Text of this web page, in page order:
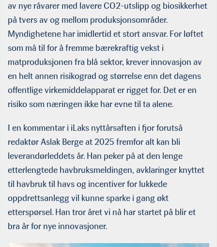
av nye råvarer med lavere CO2-utslipp og biosikkerhet
på tvers av og mellom produksjonsområder.
Myndighetene har imidlertid et stort ansvar. For løftet
som må til for å fremme bærekraftig vekst i
matproduksjonen fra blå sektor, krever innovasjon av
en helt annen risikograd og størrelse enn det dagens
offentlige virkemiddelapparat er rigget for. Det er en
risiko som næringen ikke har evne til ta alene.
I en kommentar i iLaks nyttårsaften i fjor forutså
redaktør Aslak Berge at 2025 fremfor alt kan bli
leverandørleddets år. Han peker på at den lenge
etterlengtede havbruksmeldingen, avklaringer knyttet
til havbruk til havs og incentiver for lukkede
oppdrettsanlegg vil kunne sparke i gang økt
etterspørsel. Han tror året vi nå har startet på blir et
bra år for nye innovasjoner.